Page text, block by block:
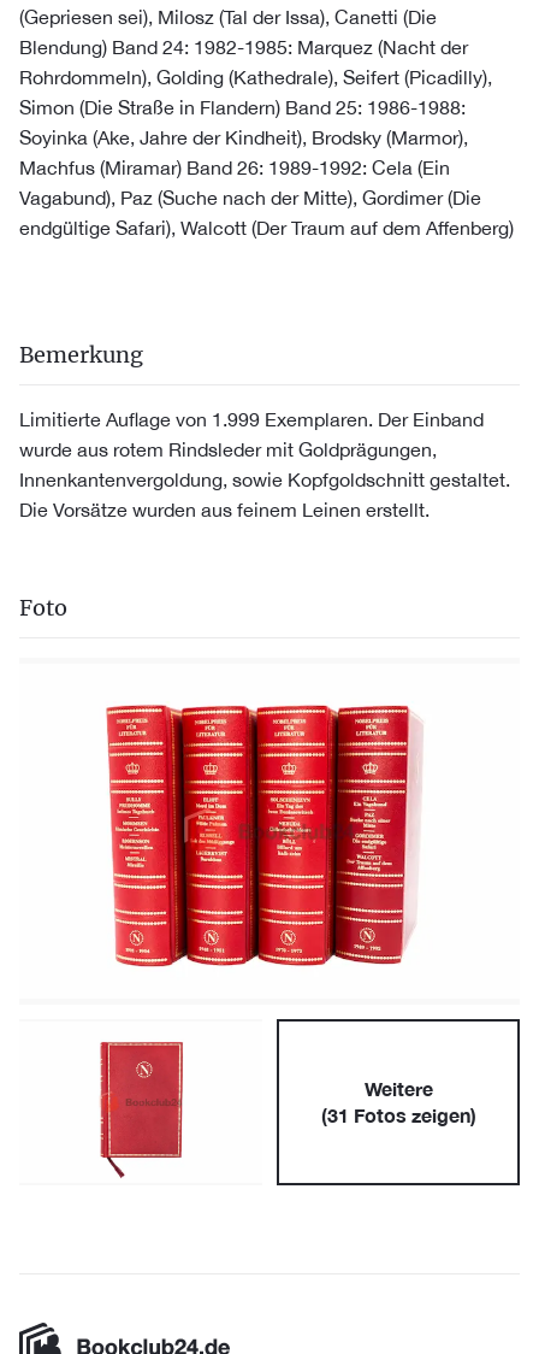
(Gepriesen sei), Milosz (Tal der Issa), Canetti (Die
Blendung) Band 24: 1982-1985: Marquez (Nacht der
Rohrdommeln), Golding (Kathedrale), Seifert (Picadilly),
Simon (Die Straße in Flandern) Band 25: 1986-1988:
Soyinka (Ake, Jahre der Kindheit), Brodsky (Marmor),
Machfus (Miramar) Band 26: 1989-1992: Cela (Ein
Vagabund), Paz (Suche nach der Mitte), Gordimer (Die
endgültige Safari), Walcott (Der Traum auf dem Affenberg)
Bemerkung
Limitierte Auflage von 1.999 Exemplaren. Der Einband
wurde aus rotem Rindsleder mit Goldprägungen,
Innenkantenvergoldung, sowie Kopfgoldschnitt gestaltet.
Die Vorsätze wurden aus feinem Leinen erstellt.
Foto
Weitere
(31 Fotos zeigen)